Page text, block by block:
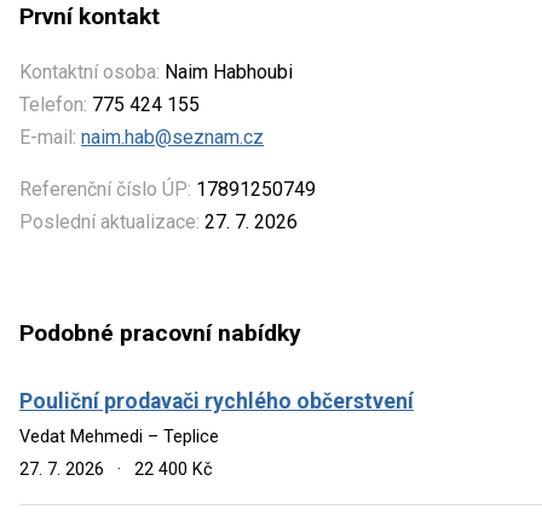
První kontakt
Kontaktní osoba: Naim Habhoubi
Telefon: 775 424 155
E-mail: naim.hab@seznam.cz
Referenční číslo ÚP: 17891250749
Poslední aktualizace: 27. 7. 2026
Podobné pracovní nabídky
Pouliční prodavači rychlého občerstvení
Vedat Mehmedi – Teplice
27. 7. 2026
· 22 400 Kč